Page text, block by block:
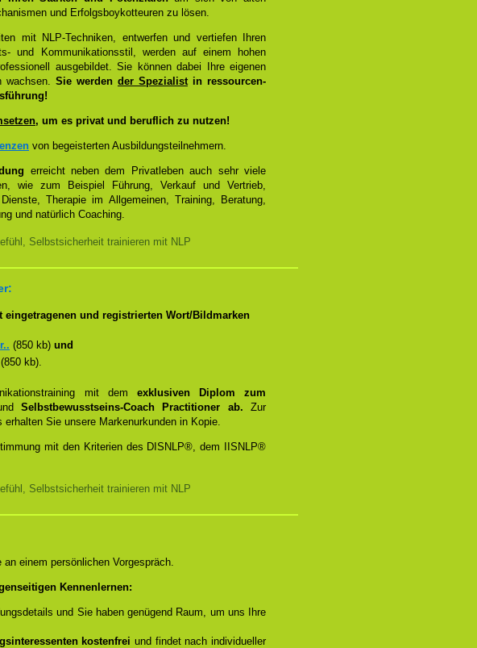
und Erfolgsboykotteuren zu lösen.
mit NLP-Techniken, entwerfen und vertiefen Ihren
und Kommunikationsstil, werden auf einem hohen
ausgebildet. Sie können dabei Ihre eigenen
wachsen. Sie werden der Spezialistin ressourcen-
, um es privat und beruflich zu nutzen!
von begeisterten Ausbildungsteilnehmern.
erreicht neben dem Privatleben auch sehr viele
wie zum Beispiel Führung, Verkauf und Vertrieb,
Therapie im Allgemeinen, Training, Beratung,
und natürlich Coaching.
Selbstsicherheit trainieren mit NLP
eingetragenen und registrierten Wort/Bildmarken
(850 kb) und
(850 kb).
mit dem exklusiven Diplom zum
Selbstbewusstseins-Coach Practitioner ab.Zur
Sie unsere Markenurkunden in Kopie.
mit den Kriterien des DISNLP®, dem IISNLP®
Selbstsicherheit trainieren mit NLP
einem persönlichen Vorgespräch.
Kennenlernen:
und Sie haben genügend Raum, um uns Ihre
kostenfrei und findet nach individueller